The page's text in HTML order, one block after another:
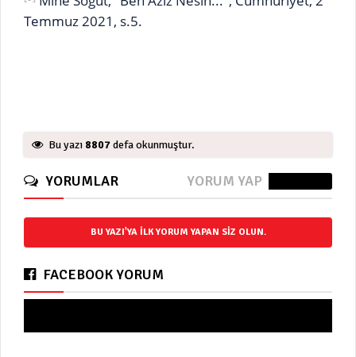
Temmuz 2021, s.5.
Bu yazı 8807defa okunmuştur.
YORUMLAR YORUM YAP
BU YAZI'YA ILK YORUM YAPAN SIZ OLUN.
FACEBOOK YORUM